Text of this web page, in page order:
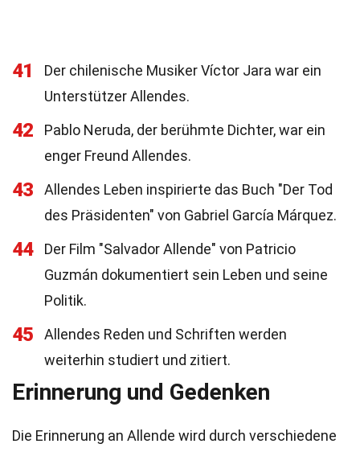
41
Der chilenische Musiker Víctor Jara war ein
Unterstützer Allendes.
42
Pablo Neruda, der berühmte Dichter, war ein
enger Freund Allendes.
43
Allendes Leben inspirierte das Buch "Der Tod
des Präsidenten" von Gabriel García Márquez.
44
Der Film "Salvador Allende" von Patricio
Guzmán dokumentiert sein Leben und seine
Politik.
45
Allendes Reden und Schriften werden
weiterhin studiert und zitiert.
Erinnerung und Gedenken
Die Erinnerung an Allende wird durch verschiedene